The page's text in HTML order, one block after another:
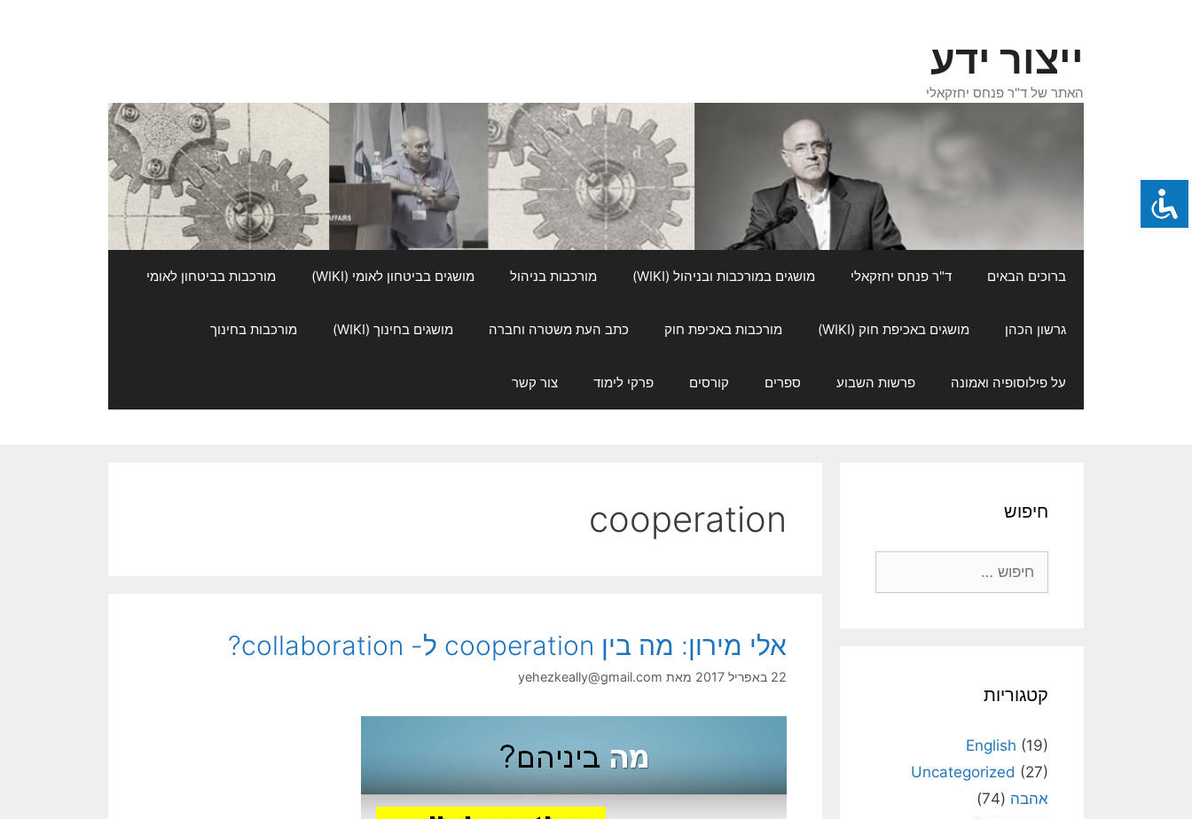
ייצור ידע
האתר של ד"ר פנחס יחזקאלי
ברוכים הבאים ד"ר פנחס יחזקאלי מושגים במורכבות ובניהול (WIKI) מורכבות בניהול מושגים בביטחון לאומי (WIKI) מורכבות בביטחון לאומי
גרשון הכהן מושגים באכיפת חוק (WIKI) מורכבות באכיפת חוק כתב העת משטרה וחברה מושגים בחינוך (WIKI) מורכבות בחינוך
על פילוסופיה ואמונה פרשות השבוע ספרים קורסים פרקי לימוד צור קשר
cooperation
אלי מירון: מה בין cooperation ל- collaboration?
22 באפריל 2017 מאת yehezkeally@gmail.com
חיפוש
קטגוריות
English (19)
Uncategorized (27)
אהבה (74)